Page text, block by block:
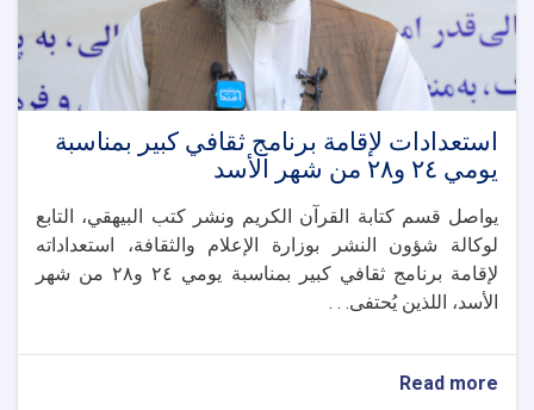
استعدادات لإقامة برنامج ثقافي كبير بمناسبة
يومي ٢٤ و٢٨ من شهر الأسد
يواصل قسم كتابة القرآن الكريم ونشر كتب البيهقي، التابع
لوكالة شؤون النشر بوزارة الإعلام والثقافة، استعداداته
لإقامة برنامج ثقافي كبير بمناسبة يومي ٢٤ و٢٨ من شهر
الأسد، اللذين يُحتفى. . .
Read more